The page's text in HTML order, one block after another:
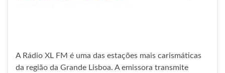
A Rádio XL FM é uma das estações mais carismáticas
da região da Grande Lisboa. A emissora transmite